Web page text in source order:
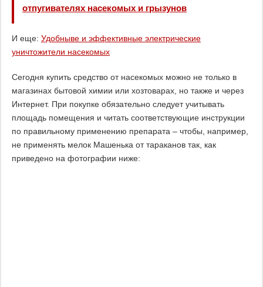
отпугивателях насекомых и грызунов
И еще: Удобныве и эффективные электрические
уничтожители насекомых
Сегодня купить средство от насекомых можно не только в
магазинах бытовой химии или хозтоварах, но также и через
Интернет. При покупке обязательно следует учитывать
площадь помещения и читать соответствующие инструкции
по правильному применению препарата – чтобы, например,
не применять мелок Машенька от тараканов так, как
приведено на фотографии ниже: